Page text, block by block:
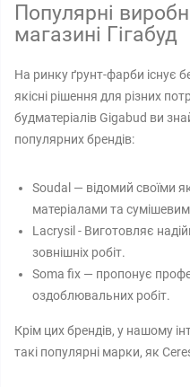
Популярні
магазині Гігабуд
На ринку ґрунт-фарби існує
якісні рішення для різних
будматеріалів Gigabud ви
популярних брендів:
Soudal — відомий своїми
матеріалами та
Lacrysil - Виготовляє
зовнішніх робіт.
Soma fix — пропонує
оздоблювальних робіт.
Крім цих брендів, у нашому
такі популярні марки, як